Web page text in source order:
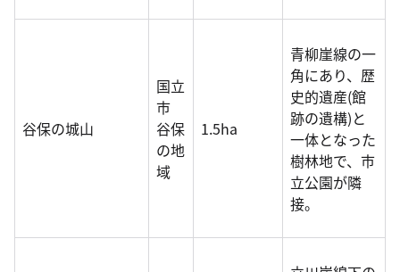
谷保の城山
国立
市
谷保
の地
域
1.5ha
青柳崖線の一
角にあり、歴
史的遺産(館
跡の遺構)と
一体となった
樹林地で、市
立公園が隣
接。